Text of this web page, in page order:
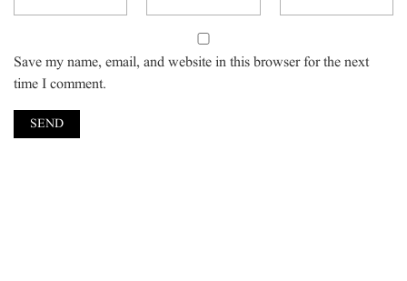
Save my name, email, and website in this browser for the next
time I comment.